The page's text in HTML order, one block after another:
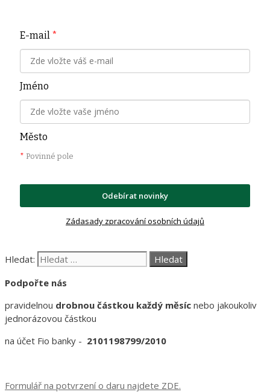
E-mail *
Jméno
Město
* Povinné pole
Odebírat novinky
Zádasady zpracování osobních údajů
Hledat:
Podpořte nás
pravidelnou drobnou částkou každý měsíc nebo jakoukoliv
jednorázovou částkou
na účet Fio banky - 2101198799/2010
Formulář na potvrzení o daru najdete ZDE.